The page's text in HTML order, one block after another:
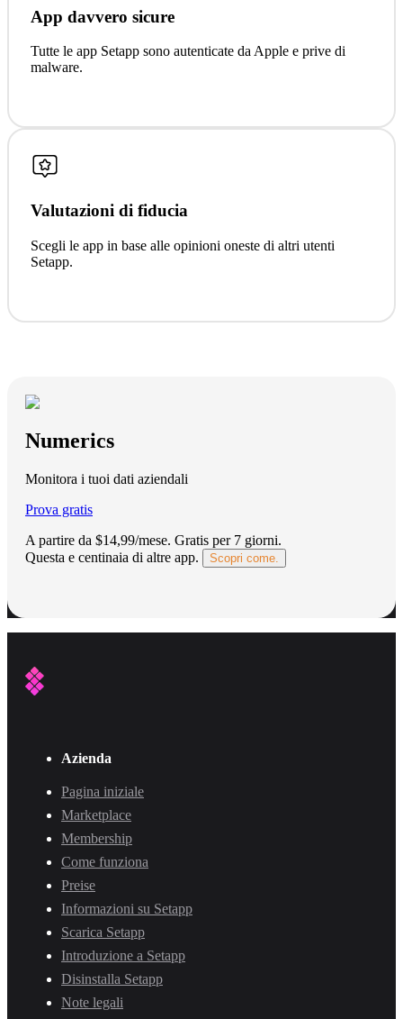
App davvero sicure
Tutte le app Setapp sono autenticate da Apple e prive di
malware.
Valutazioni di fiducia
Scegli le app in base alle opinioni oneste di altri utenti
Setapp.
Numerics
Monitora i tuoi dati aziendali
Prova gratis
A partire da $14,99/mese. Gratis per 7 giorni.
Questa e centinaia di altre app.
Scopri come.
Azienda
Pagina iniziale
Marketplace
Membership
Come funziona
Preise
Informazioni su Setapp
Scarica Setapp
Introduzione a Setapp
Disinstalla Setapp
Note legali